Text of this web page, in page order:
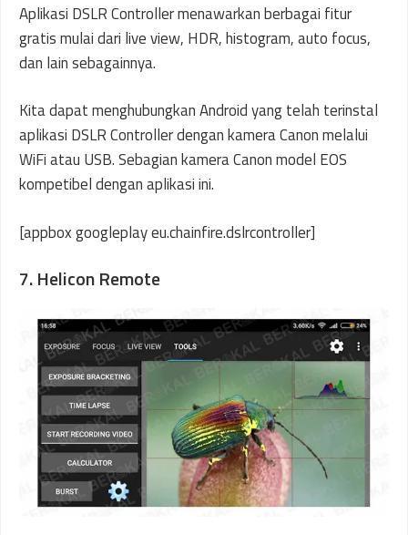
Aplikasi DSLR Controller menawarkan berbagai fitur
gratis mulai dari live view, HDR, histogram, auto focus,
dan lain sebagainnya.
Kita dapat menghubungkan Android yang telah terinstal
aplikasi DSLR Controller dengan kamera Canon melalui
WiFi atau USB. Sebagian kamera Canon model EOS
kompetibel dengan aplikasi ini.
[appbox googleplay eu.chainfire.dslrcontroller]
7. Helicon Remote